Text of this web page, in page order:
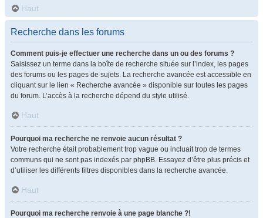
Haut
Recherche dans les forums
Comment puis-je effectuer une recherche dans un ou des forums ?
Saisissez un terme dans la boîte de recherche située sur l’index, les pages
des forums ou les pages de sujets. La recherche avancée est accessible en
cliquant sur le lien « Recherche avancée » disponible sur toutes les pages
du forum. L’accès à la recherche dépend du style utilisé.
Haut
Pourquoi ma recherche ne renvoie aucun résultat ?
Votre recherche était probablement trop vague ou incluait trop de termes
communs qui ne sont pas indexés par phpBB. Essayez d’être plus précis et
d’utiliser les différents filtres disponibles dans la recherche avancée.
Haut
Pourquoi ma recherche renvoie à une page blanche ?!